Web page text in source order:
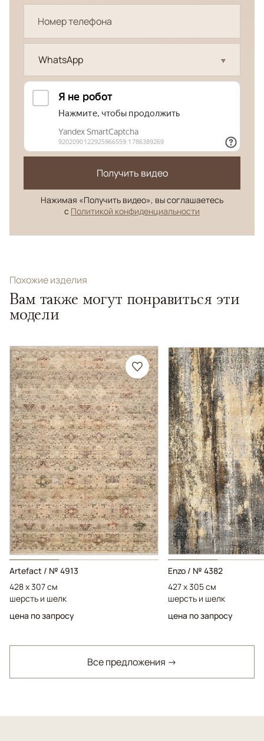
WhatsApp
Получить видео
Нажимая «Получить видео», вы соглашаетесь
с Политикой конфиденциальности
Похожие изделия
Вам также могут понравиться эти
модели
Artefact / № 4913
428 x 307 см
шерсть и шелк
цена по запросу
Enzo / № 4382
427 x 305 см
шерсть и шелк
цена по запросу
Все предложения →